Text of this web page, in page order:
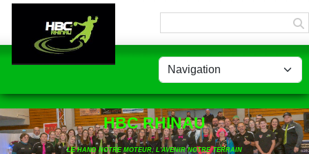
HBC RHINAU
LE HAND NOTRE MOTEUR, L'AVENIR NOTRE TERRAIN